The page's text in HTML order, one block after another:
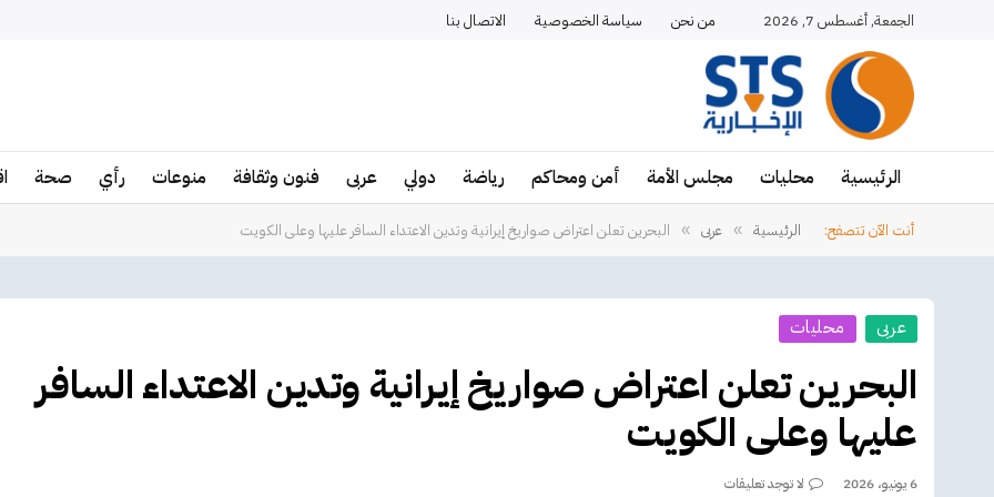
الجمعة, أغسطس 7, 2026 من نحن سياسة الخصوصية الاتصال بنا
الرئيسية محليات مجلس الأمة أمن ومحاكم رياضة دولي عربى فنون وثقافة منوعات رأي صحة
أنت الآن تتصفح: الرئيسية » عربى » البحرين تعلن اعتراض صواريخ إيرانية وتدين الاعتداء السافر عليها وعلى الكويت
عربى محليات
البحرين تعلن اعتراض صواريخ إيرانية وتدين الاعتداء السافر
عليها وعلى الكويت
6 يونيو، 2026 لا توجد تعليقات